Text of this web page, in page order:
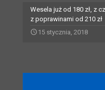
Wesela już od 180 zł, z
z poprawinami od 210 zł
15 stycznia, 2018